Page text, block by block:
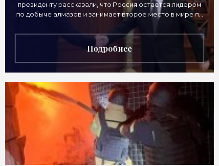
президенту рассказали, что Россия остается лидером
по добыче алмазов и занимает второе место в мире по
Подробнее